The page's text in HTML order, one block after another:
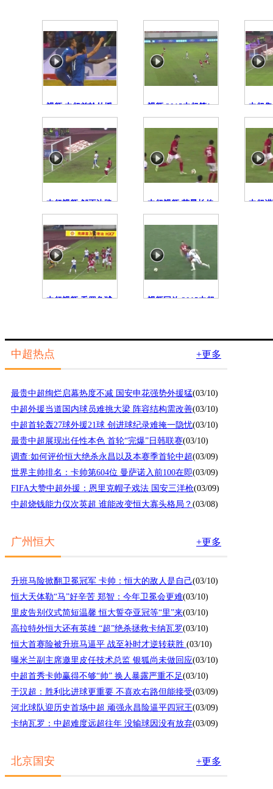
视频-中超首轮外援
百花齐放 15外援轰
入18球
视频-2015中超第1
轮5佳球 隆东世界波
王永珀冲顶
中超
射于
2-1永
中超视频-邹正边路
传中 郑智头槌攻门
稍稍高出
中超视频-荣昊长传
送助攻 高拉特反越
位头槌造险
中超
中超视频-乔罗角球
视频回放-2015中超
中超热点 +更多
最贵中超绚烂启幕热度不减 国安申花强势外援猛(03/10)
中超外援当道国内球员难挑大梁 阵容结构需改善(03/10)
中超首轮轰27球外援21球 创进球纪录难掩一隐忧(03/10)
最贵中超展现出任性本色 首轮“完爆”日韩联赛(03/10)
调查:如何评价恒大绝杀永昌以及本赛季首轮中超(03/09)
世界主帅排名：卡帅第604位 曼萨诺入前100在即(03/09)
FIFA大赞中超外援：恩里克帽子戏法 国安三洋枪(03/09)
中超烧钱能力仅次英超 谁能改变恒大寡头格局？ (03/08)
广州恒大 +更多
升班马险掀翻卫冕冠军 卡帅：恒大的敌人是自己(03/10)
恒大天体勒“马”好辛苦 郑智：今年卫冕会更难(03/10)
里皮告别仪式简短温馨 恒大誓夺亚冠等“里”来(03/10)
高拉特外恒大还有英雄 “超”绝杀拯救卡纳瓦罗(03/10)
恒大首赛险被升班马逼平 战至补时才逆转获胜 (03/10)
曝米兰副主席邀里皮任技术总监 银狐尚未做回应(03/10)
中超首秀卡帅赢得不够“帅” 换人暴露严重不足(03/10)
于汉超：胜利比进球更重要 不喜欢右路但能接受(03/09)
河北球队迎历史首场中超 顽强永昌险逼平四冠王(03/09)
卡纳瓦罗：中超难度远超往年 没输球因没有放弃(03/09)
北京国安 +更多